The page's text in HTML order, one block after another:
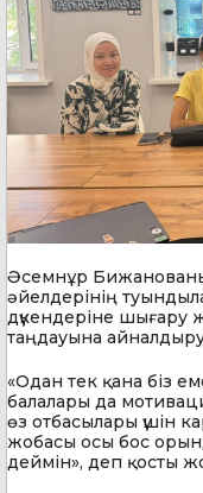
Әсемнұр
әйелдерінің
дүкендеріне шығару
таңдауына
«Одан тек қана біз
балалары да
өз отбасылары үшін
жобасы осы бос
деймін», деп қосты